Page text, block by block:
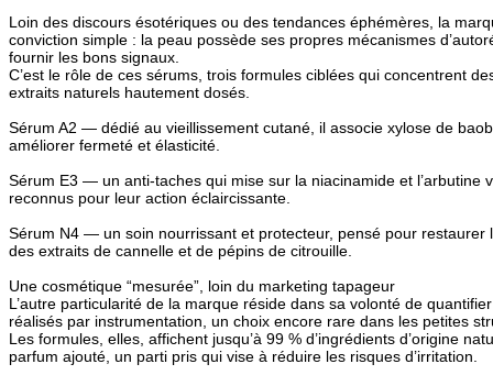
Loin des discours ésotériques ou des tendances éphémères, la
conviction simple : la peau possède ses propres mécanismes
fournir les bons signaux.
C’est le rôle de ces sérums, trois formules ciblées qui concentrent
extraits naturels hautement dosés.
Sérum A2 — dédié au vieillissement cutané, il associe xylose de
améliorer fermeté et élasticité.
Sérum E3 — un anti-taches qui mise sur la niacinamide et l’arbutine
reconnus pour leur action éclaircissante.
Sérum N4 — un soin nourrissant et protecteur, pensé pour restaurer
des extraits de cannelle et de pépins de citrouille.
Une cosmétique “mesurée”, loin du marketing tapageur
L’autre particularité de la marque réside dans sa volonté de
réalisés par instrumentation, un choix encore rare dans les petites
Les formules, elles, affichent jusqu’à 99 % d’ingrédients d’origine
parfum ajouté, un parti pris qui vise à réduire les risques d’irritation.